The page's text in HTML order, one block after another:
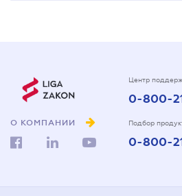
О КОМПАНИИ
Центр
0-800-
Подбор
0-800-